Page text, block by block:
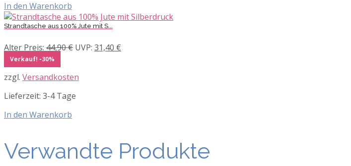
In den Warenkorb
Strandtasche aus 100% Jute mit S...
Alter Preis: 44,90€ Ursprünglicher
44,90 €
UVP: 31,40 €
Verkauf! -30%
zzgl. Versandkosten
Lieferzeit: 3-4 Tage
In den Warenkorb
Verwandte Produkte